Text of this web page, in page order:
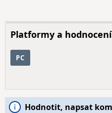
Platformy a hodnocení
PC
Hodnotit, napsat